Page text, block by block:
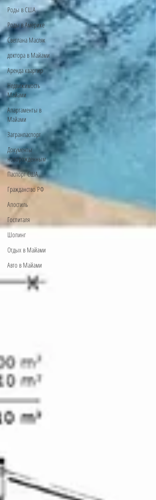
Роды в США
Роды в Америке
Светлана Масляк
доктора в Майами
Аренда квартир
Недвижимость
Майами
Апартаменты в
Майами
Загранпаспорт
Документы
новорожденным
Паспорт США
Гражданство РФ
Апостиль
Госпиталя
Шопинг
Отдых в Майами
Авто в Майами